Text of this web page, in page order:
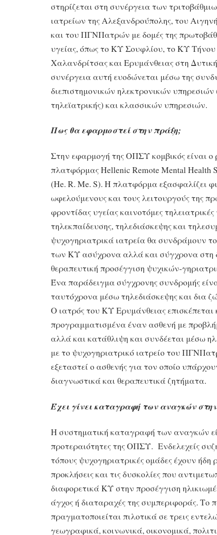
στηρίζεται στη συνέργεια των
ιατρείων της Αλεξανδρούπολης, του
και του ΠΓΝΠατρών με δομές της
υγείας, όπως το ΚΥ Σουφλίου, το ΚΥ
Χαλανδρίτσας και Ερυμάνθειας στη
συνέργεια αυτή ευοδώνεται μέσω της
διεπιστημονικών ηλεκτρονικών υπηρεσιών
τηλεϊατρικής) και κλασσικών υπηρεσιών.
Πως θα εφαρμοστεί στην πράξη;
Στην εφαρμογή της ΟΠΣΥ κομβικός είναι ο
πλατφόρμας Hellenic Remote Mental Health
(He. R. Me. S). H πλατφόρμα εξασφαλίζει
ωφελούμενους και τους λειτουργούς της
φροντίδας υγείας καινοτόμες τηλειατρικές
τηλεκπαίδευσης, τηλεδιάσκεψης και
ψυχογηριατρικά ιατρεία θα συνδράμουν
των ΚΥ ασύχρονα αλλά και σύγχρονα στη
θεραπευτική προσέγγιση ψυχικών-
Ένα παράδειγμα σύγχρονης συνδρομής
ταυτόχρονα μέσω τηλεδιάσκεψης και δια
Ο ιατρός του ΚΥ Ερυμάνθειας επισκέπεται
προγραμματισμένα έναν ασθενή με
αλλά και κατάθλιψη και συνδέεται μέσω
με το ψυχογηριατρικό ιατρείο του
εξεταστεί ο ασθενής για τον οποίο
διαγνωστικά και θεραπευτικά ζητήματα.
Έχει γίνει καταγραφή των αναγκών
Η συστηματική καταγραφή των αναγκών
προτεραιότητες της ΟΠΣΥ. Ενδελεχείς
τόπους ψυχογηριατρικές ομάδες έχουν ήδη
προκλήσεις και τις δυσκολίες που
διαφορετικά ΚΥ στην προσέγγιση
άγχος ή διαταραχές της συμπεριφοράς. Το
πραγματοποιείται πιλοτικά σε τρεις
γεωγραφικά, κοινωνικά, οικονομικά,